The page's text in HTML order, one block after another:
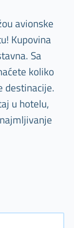
avionske
Kupovina
Sa
koliko
destinacije.
u hotelu,